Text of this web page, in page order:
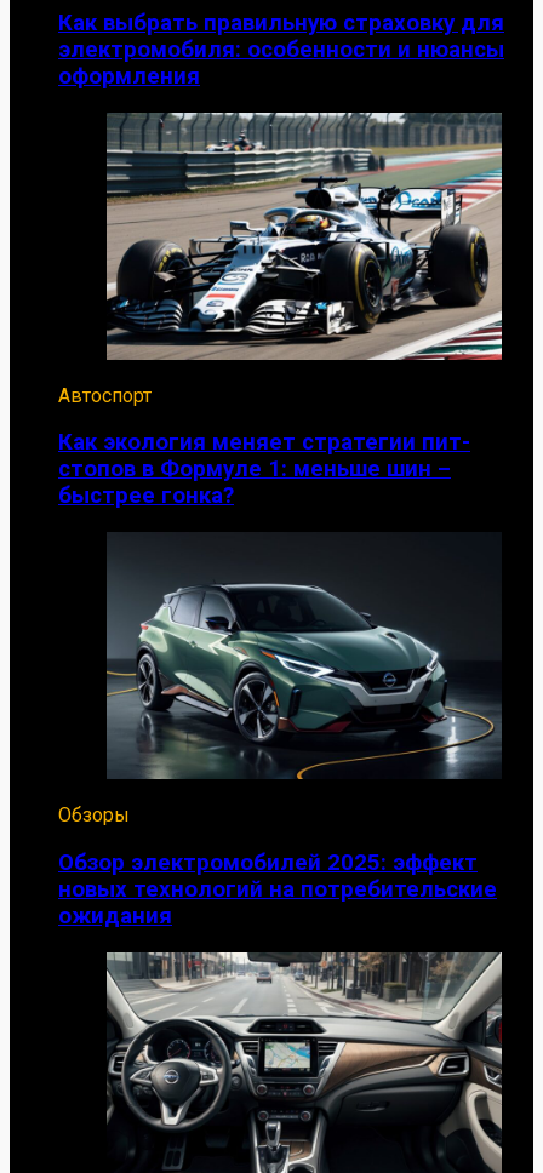
Как выбрать правильную страховку для
электромобиля: особенности и нюансы
оформления
Автоспорт
Как экология меняет стратегии пит-
стопов в Формуле 1: меньше шин –
быстрее гонка?
Обзоры
Обзор электромобилей 2025: эффект
новых технологий на потребительские
ожидания